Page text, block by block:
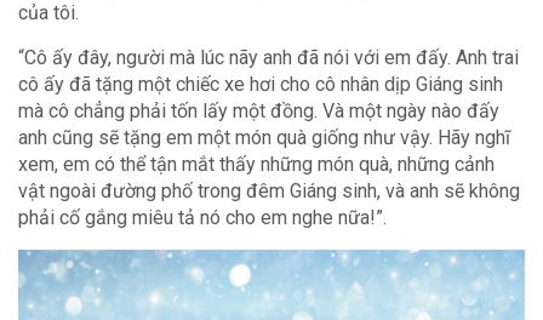
của tôi.
“Cô ấy đây, người mà lúc nãy anh đã nói với em đấy. Anh trai
cô ấy đã tặng một chiếc xe hơi cho cô nhân dịp Giáng sinh
mà cô chẳng phải tốn lấy một đồng. Và một ngày nào đấy
anh cũng sẽ tặng em một món quà giống như vậy. Hãy nghĩ
xem, em có thể tận mắt thấy những món quà, những cảnh
vật ngoài đường phố trong đêm Giáng sinh, và anh sẽ không
phải cố gắng miêu tả nó cho em nghe nữa!”.